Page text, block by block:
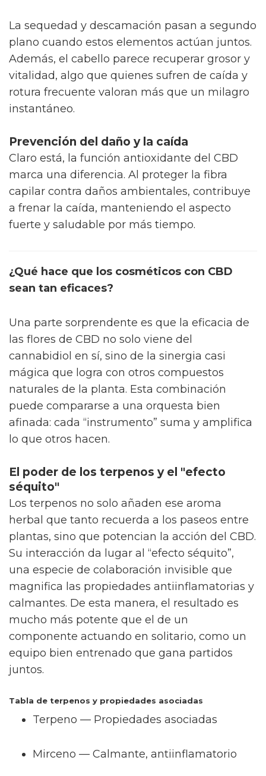
La sequedad y descamación pasan a segundo
plano cuando estos elementos actúan juntos.
Además, el cabello parece recuperar grosor y
vitalidad, algo que quienes sufren de caída y
rotura frecuente valoran más que un milagro
instantáneo.
Prevención del daño y la caída
Claro está, la función antioxidante del CBD
marca una diferencia. Al proteger la fibra
capilar contra daños ambientales, contribuye
a frenar la caída, manteniendo el aspecto
fuerte y saludable por más tiempo.
¿Qué hace que los cosméticos con CBD
sean tan eficaces?
Una parte sorprendente es que la eficacia de
las flores de CBD no solo viene del
cannabidiol en sí, sino de la sinergia casi
mágica que logra con otros compuestos
naturales de la planta. Esta combinación
puede compararse a una orquesta bien
afinada: cada “instrumento” suma y amplifica
lo que otros hacen.
El poder de los terpenos y el "efecto
séquito"
Los terpenos no solo añaden ese aroma
herbal que tanto recuerda a los paseos entre
plantas, sino que potencian la acción del CBD.
Su interacción da lugar al “efecto séquito”,
una especie de colaboración invisible que
magnifica las propiedades antiinflamatorias y
calmantes. De esta manera, el resultado es
mucho más potente que el de un
componente actuando en solitario, como un
equipo bien entrenado que gana partidos
juntos.
Tabla de terpenos y propiedades asociadas
Terpeno — Propiedades asociadas
Mirceno — Calmante, antiinflamatorio